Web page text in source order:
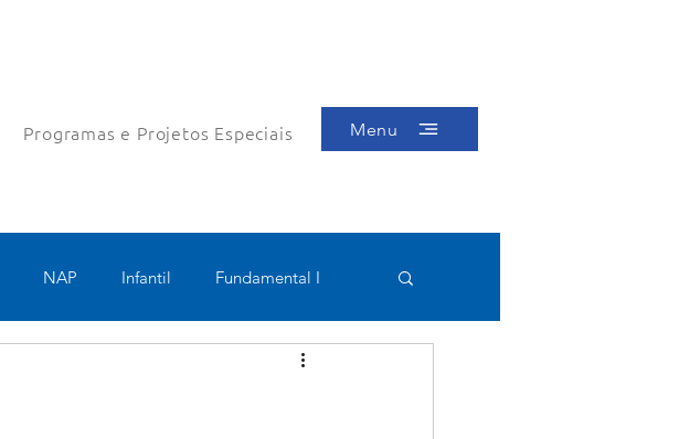
Programas e Projetos Especiais Menu
NAP Infantil Fundamental I